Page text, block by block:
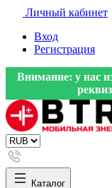
Личный кабинет
Вход
Регистрация
Внимание: у нас
Каталог